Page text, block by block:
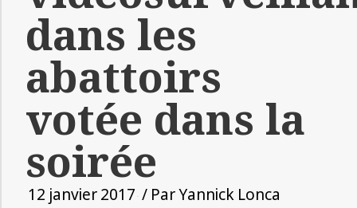
dans les
abattoirs
votée dans la
soirée
12 janvier 2017 / ParYannick Lonca